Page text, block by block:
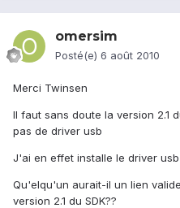
omersim
Posté(e) 6 août 2010
Merci Twinsen
Il faut sans doute la version 2.1
pas de driver usb
J'ai en effet installe le driver
Qu'elqu'un aurait-il un lien
version 2.1 du SDK??